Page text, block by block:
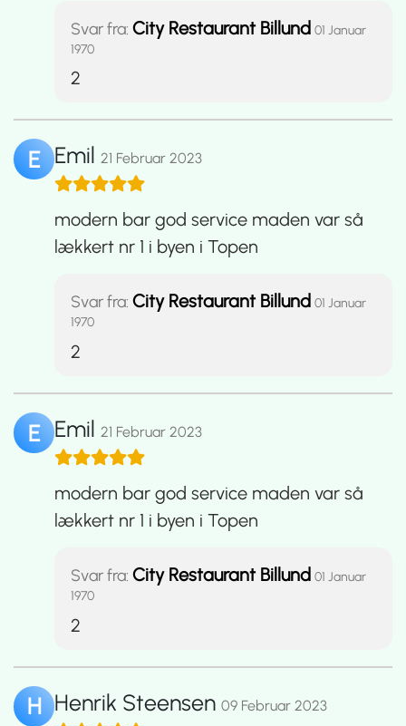
Svar fra: City Restaurant Billund 01 Januar
1970
2
E Emil 21 Februar 2023
modern bar god service maden var så
lækkert nr 1 i byen i Topen
Svar fra: City Restaurant Billund 01 Januar
1970
2
E Emil 21 Februar 2023
modern bar god service maden var så
lækkert nr 1 i byen i Topen
Svar fra: City Restaurant Billund 01 Januar
1970
2
H Henrik Steensen 09 Februar 2023